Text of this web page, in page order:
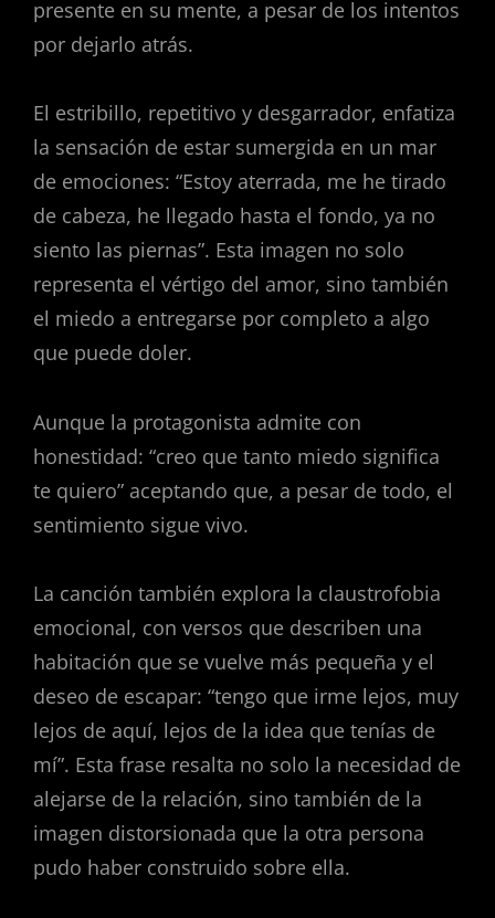
presente en su mente, a pesar de los intentos
por dejarlo atrás.
El estribillo, repetitivo y desgarrador, enfatiza
la sensación de estar sumergida en un mar
de emociones: “Estoy aterrada, me he tirado
de cabeza, he llegado hasta el fondo, ya no
siento las piernas”. Esta imagen no solo
representa el vértigo del amor, sino también
el miedo a entregarse por completo a algo
que puede doler.
Aunque la protagonista admite con
honestidad: “creo que tanto miedo significa
te quiero” aceptando que, a pesar de todo, el
sentimiento sigue vivo.
La canción también explora la claustrofobia
emocional, con versos que describen una
habitación que se vuelve más pequeña y el
deseo de escapar: “tengo que irme lejos, muy
lejos de aquí, lejos de la idea que tenías de
mí”. Esta frase resalta no solo la necesidad de
alejarse de la relación, sino también de la
imagen distorsionada que la otra persona
pudo haber construido sobre ella.